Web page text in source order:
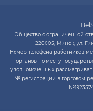
ПН-ЧТ с 9:00 до 20:00
ПТ с 9:00 до 19:00
СБ с 10:00 до 14:00
WhatsApp
Skype
Общество с ограниченной
220005, Минск, ул.
Номер телефона работников
органов по месту
уполномоченных
№ регистрации в торговом